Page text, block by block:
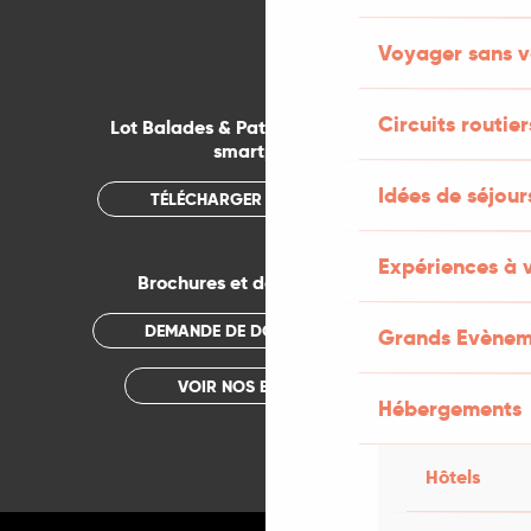
Voyager sans
Circuits
Idées de
Expériences à
Grands
Hébergements
Hôtels
Lot Balades & Patrimoines sur votre
smartphone
TÉLÉCHARGER L'APPLICATION
Brochures et documentations
DEMANDE DE DOCUMENTATION
VOIR NOS BROCHURES